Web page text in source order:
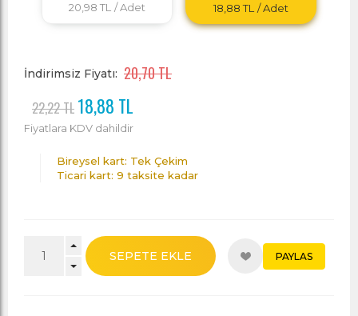
20,98 TL / Adet 18,88 TL / Adet
İndirimsiz Fiyatı: 20,70 TL
22,22 TL 18,88 TL
Fiyatlara KDV dahildir
Bireysel kart: Tek Çekim
Ticari kart: 9 taksite kadar
SEPETE EKLE PAYLAS